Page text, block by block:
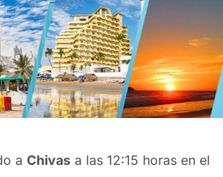
a Chivas a las 12:15 horas en el